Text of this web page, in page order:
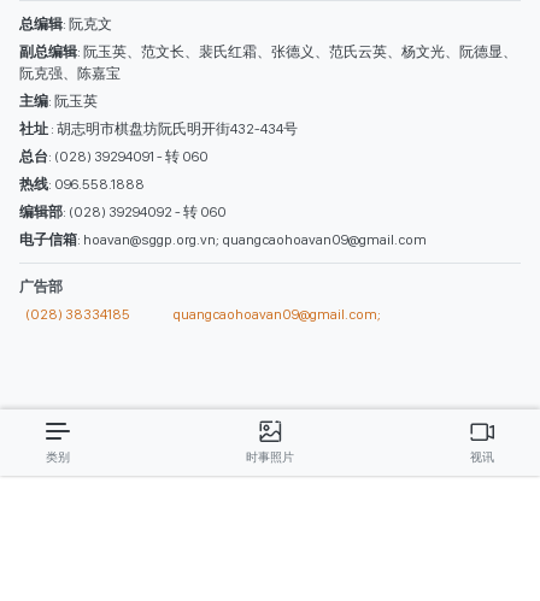
西贡解放报网版权所有
由越南新闻与传播部所属报刊局于2023年09月06日 签发第26/GP-CBC号许可
证
总编辑
副总编辑: 阮玉英、范文长、裴氏红霜、张德义、范氏云英、杨文光、阮德显、
总台: (028) 39294091 - 转 060
热线: 096.558.1888
编辑部: (028) 39294092 - 转 060